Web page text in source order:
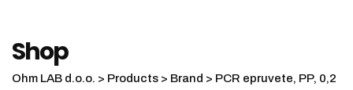
Shop
Ohm LAB d.o.o. > Products > Brand > PCR epruvete, PP, 0,2